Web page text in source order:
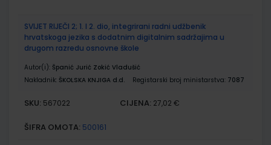
SVIJET RIJEČI 2; 1. I 2. dio, integrirani radni udžbenik
hrvatskoga jezika s dodatnim digitalnim sadržajima u
drugom razredu osnovne škole
Autor(i): Španić Jurić Zokić Vladušić
Nakladnik: ŠKOLSKA KNJIGA d.d. Registarski broj ministarstva: 7087
SKU: 567022 CIJENA: 27,02 €
ŠIFRA OMOTA: 500161